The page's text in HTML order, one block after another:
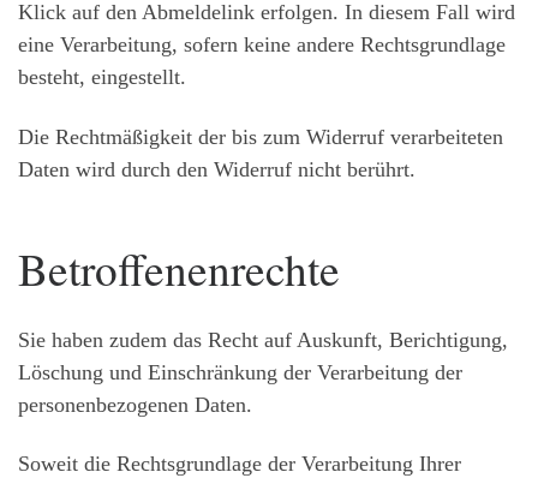
Klick auf den Abmeldelink erfolgen. In diesem Fall wird
eine Verarbeitung, sofern keine andere Rechtsgrundlage
besteht, eingestellt.
Die Rechtmäßigkeit der bis zum Widerruf verarbeiteten
Daten wird durch den Widerruf nicht berührt.
Betroffenenrechte
Sie haben zudem das Recht auf Auskunft, Berichtigung,
Löschung und Einschränkung der Verarbeitung der
personenbezogenen Daten.
Soweit die Rechtsgrundlage der Verarbeitung Ihrer